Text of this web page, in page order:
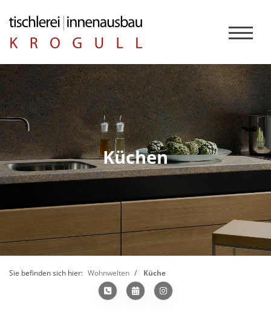
Küchen
Sie befinden sich hier: Wohnwelten Küche